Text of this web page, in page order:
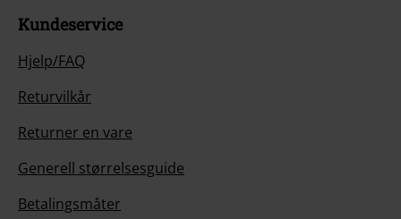
Kundeservice
Hjelp/FAQ
Returvilkår
Returner en vare
Generell størrelsesguide
Betalingsmåter